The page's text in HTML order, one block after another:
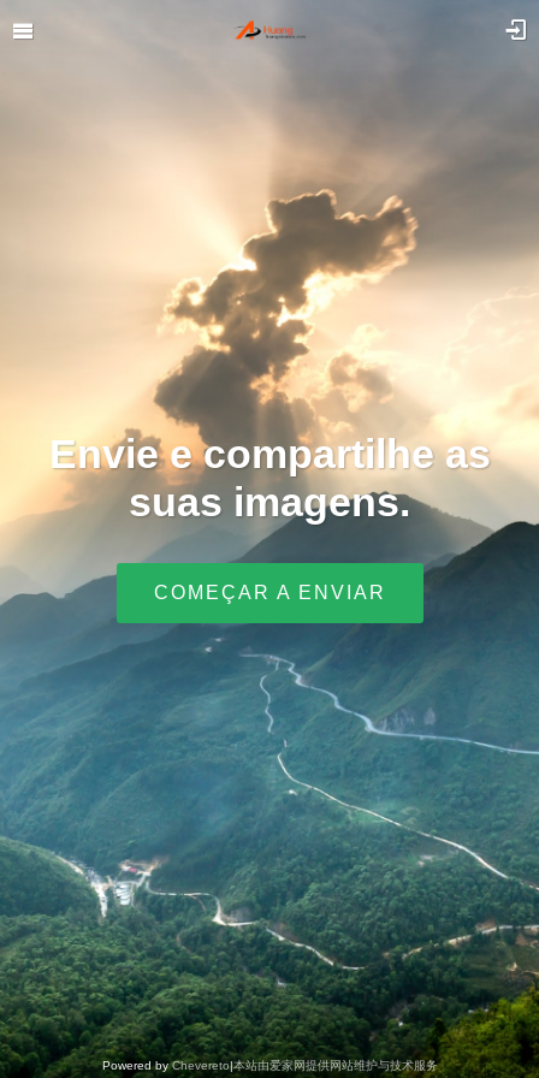
Envie e compartilhe as
suas imagens.
COMEÇAR A ENVIAR
Powered byChevereto|本站由爱家网提供网站维护与技术服务